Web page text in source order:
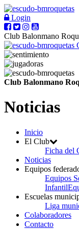
Login
Club Balonmano
Club Balonmano
Noticias
Inicio
El Club
Ficha del
Noticias
Equipos
Equipos
Infantil
Escuelas
Liga
Colaboradores
Contacto